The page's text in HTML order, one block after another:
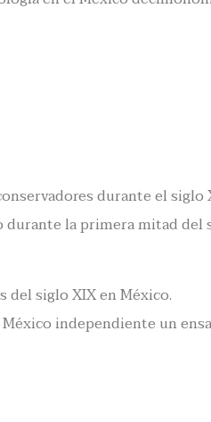
durante el siglo
la primera mitad del
siglo XIX en México.
independiente un